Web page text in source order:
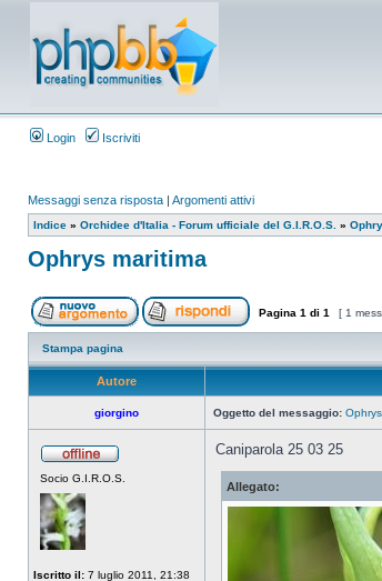
Login Iscriviti
Messaggi senza risposta | Argomenti attivi
Indice » Orchidee d'Italia - Forum ufficiale del G.I.R.O.S. »
Ophrys maritima
Pagina 1 di 1 [ 1
Stampa pagina
Autore
giorgino Oggetto del messaggio:
Socio G.I.R.O.S.
Iscritto il: 7 luglio 2011, 21:38
Caniparola 25 03 25
Allegato: